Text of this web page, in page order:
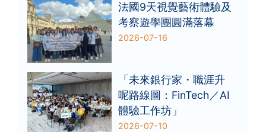
法國9天視覺藝術體驗及
考察遊學團圓滿落幕
2026-07-16
「未來銀行家・職涯升
呢路線圖：FinTech／AI
體驗工作坊」
2026-07-10